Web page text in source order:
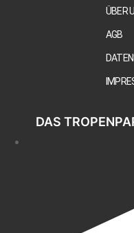
ÜBER
AGB
DAS